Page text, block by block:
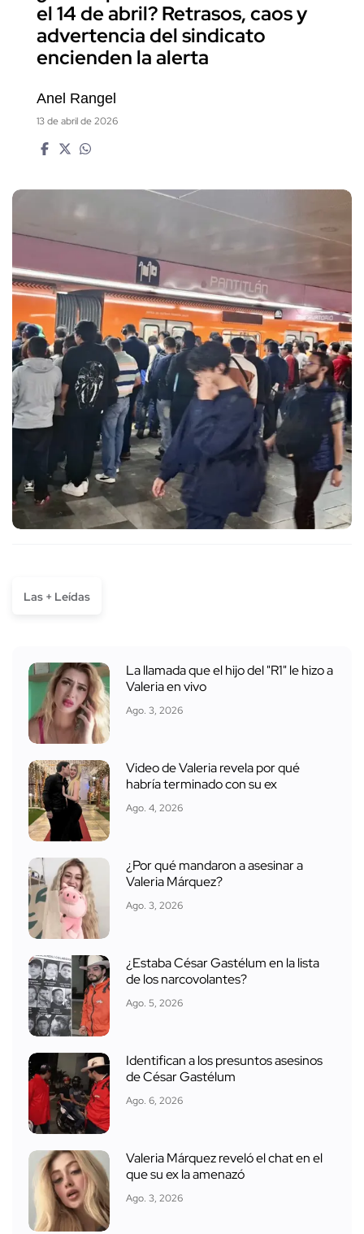
el 14 de abril? Retrasos, caos y
advertencia del sindicato
encienden la alerta
Anel Rangel
13 de abril de 2026
Las + Leídas
La llamada que el hijo del "R1" le hizo a
Valeria en vivo
Ago. 3, 2026
Video de Valeria revela por qué
habría terminado con su ex
Ago. 4, 2026
¿Por qué mandaron a asesinar a
Valeria Márquez?
Ago. 3, 2026
¿Estaba César Gastélum en la lista
de los narcovolantes?
Ago. 5, 2026
Identifican a los presuntos asesinos
de César Gastélum
Ago. 6, 2026
Valeria Márquez reveló el chat en el
que su ex la amenazó
Ago. 3, 2026